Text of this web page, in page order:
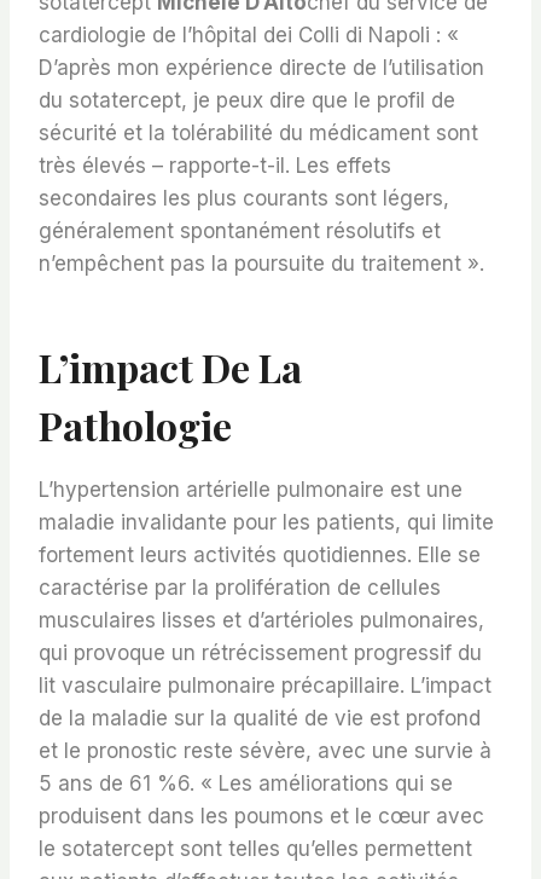
cardiologie de l’hôpital dei Colli di Napoli : «
D’après mon expérience directe de l’utilisation
du sotatercept, je peux dire que le profil de
sécurité et la tolérabilité du médicament sont
très élevés – rapporte-t-il. Les effets
secondaires les plus courants sont légers,
généralement spontanément résolutifs et
n’empêchent pas la poursuite du traitement ».
L’impact De La
Pathologie
L’hypertension artérielle pulmonaire est une
maladie invalidante pour les patients, qui limite
fortement leurs activités quotidiennes. Elle se
caractérise par la prolifération de cellules
musculaires lisses et d’artérioles pulmonaires,
qui provoque un rétrécissement progressif du
lit vasculaire pulmonaire précapillaire. L’impact
de la maladie sur la qualité de vie est profond
et le pronostic reste sévère, avec une survie à
5 ans de 61 %6. « Les améliorations qui se
produisent dans les poumons et le cœur avec
le sotatercept sont telles qu’elles permettent